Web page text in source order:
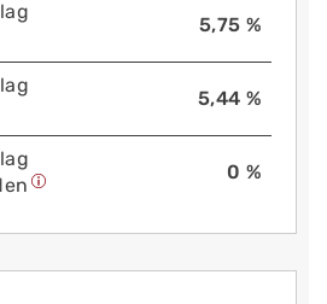
5,75 %
5,44 %
0 %